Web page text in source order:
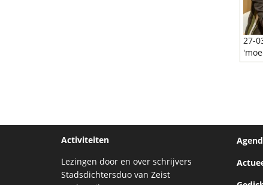
27-
Activiteiten
Lezingen door en over schrijvers
Stadsdichtersduo van Zeist